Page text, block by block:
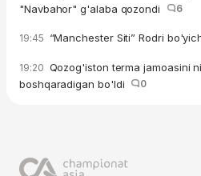
"Navbahor" g'alaba qozondi
6
19:45 “Manchester Siti” Rodri
19:20 Qozog'iston terma jamoasini
boshqaradigan bo'ldi
0